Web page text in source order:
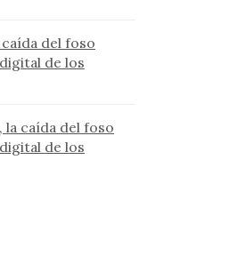
caída del foso
de los
la caída del foso
de los